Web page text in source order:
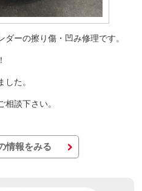
ーの擦り傷・凹み修理です。
た。
談下さい。
情報をみる